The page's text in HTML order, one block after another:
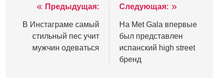
Навигация
по
записям
Предыдущая:
В Инстаграме самый
стильный пес учит
мужчин одеваться
Следующая:
На Met Gala впервые
был представлен
испанский high street
бренд